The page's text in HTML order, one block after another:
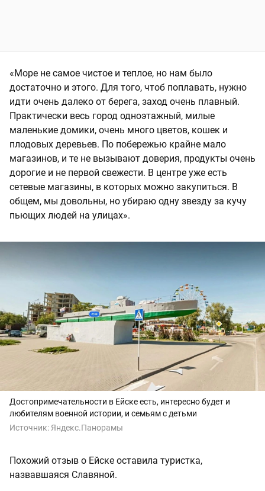
«Море не самое чистое и теплое, но нам было
достаточно и этого. Для того, чтоб поплавать, нужно
идти очень далеко от берега, заход очень плавный.
Практически весь город одноэтажный, милые
маленькие домики, очень много цветов, кошек и
плодовых деревьев. По побережью крайне мало
магазинов, и те не вызывают доверия, продукты очень
дорогие и не первой свежести. В центре уже есть
сетевые магазины, в которых можно закупиться. В
общем, мы довольны, но убираю одну звезду за кучу
пьющих людей на улицах».
Достопримечательности в Ейске есть, интересно будет и
любителям военной истории, и семьям с детьми
Источник: Яндекс.Панорамы
Похожий отзыв о Ейске оставила туристка,
назвавшаяся Славяной.